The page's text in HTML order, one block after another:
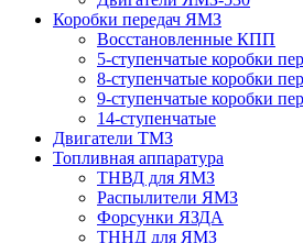
Коробки передач ЯМЗ
Восстановленные КПП
5-ступенчатые коробки
8-ступенчатые коробки
9-ступенчатые коробки
14-ступенчатые
Двигатели ТМЗ
Топливная аппаратура
ТНВД для ЯМЗ
Распылители ЯМЗ
Форсунки ЯЗДА
ТННД для ЯМЗ